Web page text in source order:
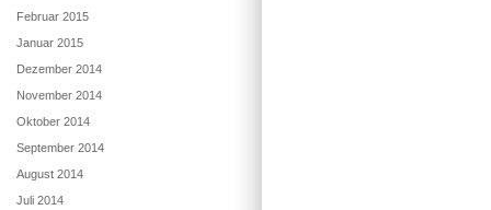
Februar 2015
Januar 2015
Dezember 2014
November 2014
Oktober 2014
September 2014
August 2014
Juli 2014